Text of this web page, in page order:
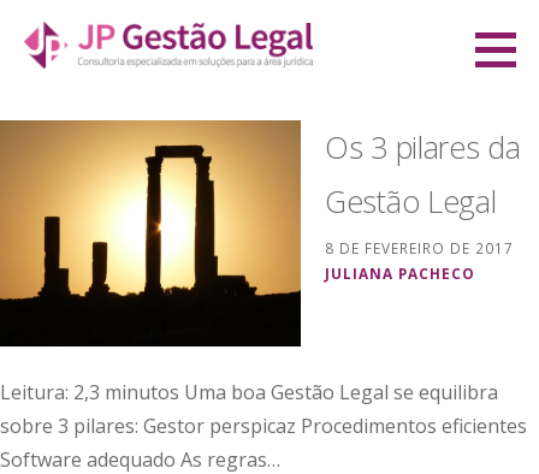
direto
o
Os 3 pilares da
Gestão Legal
8 DE FEVEREIRO DE 2017
JULIANA PACHECO
Leitura: 2,3 minutos Uma boa Gestão Legal se equilibra
sobre 3 pilares: Gestor perspicaz Procedimentos eficientes
Software adequado As regras…